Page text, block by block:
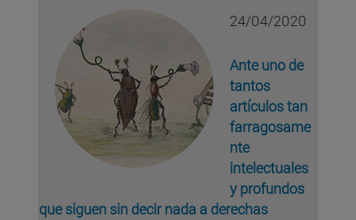
24/04/2020
Ante uno de
tantos
artículos tan
farragosame
nte
intelectuales
y profundos
que siguen sin decir nada a derechas